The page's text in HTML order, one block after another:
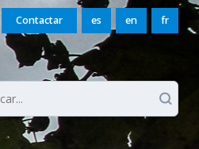
Contactar es en fr